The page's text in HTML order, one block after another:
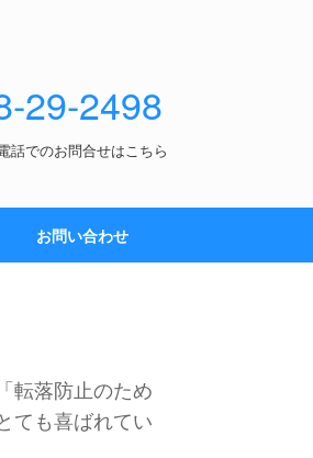
29-2498
話でのお問合せはこちら
お問い合わせ
転落防止のため
ても喜ばれてい